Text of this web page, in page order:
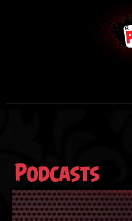
Podcasts